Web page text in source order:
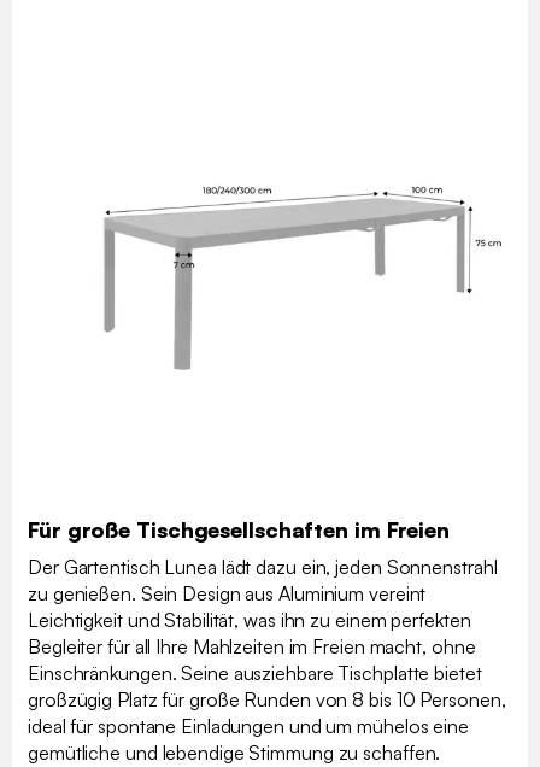
Für große Tischgesellschaften im Freien
Der Gartentisch Lunea lädt dazu ein, jeden Sonnenstrahl
zu genießen. Sein Design aus Aluminium vereint
Leichtigkeit und Stabilität, was ihn zu einem perfekten
Begleiter für all Ihre Mahlzeiten im Freien macht, ohne
Einschränkungen. Seine ausziehbare Tischplatte bietet
großzügig Platz für große Runden von 8 bis 10 Personen,
ideal für spontane Einladungen und um mühelos eine
gemütliche und lebendige Stimmung zu schaffen.